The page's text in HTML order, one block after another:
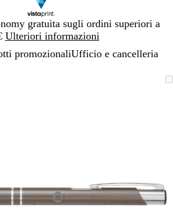
gratuita sugli ordini superiori a
Ulteriori informazioni
promozionaliUfficio e cancelleria
ridurre
e